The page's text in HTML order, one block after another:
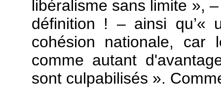
libéralisme sans limite »,
définition ! – ainsi qu’«
cohésion nationale, car
comme autant
sont culpabilisés ».